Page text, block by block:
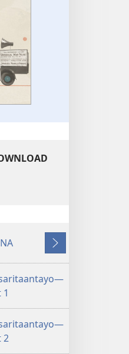
Sumaruno
2